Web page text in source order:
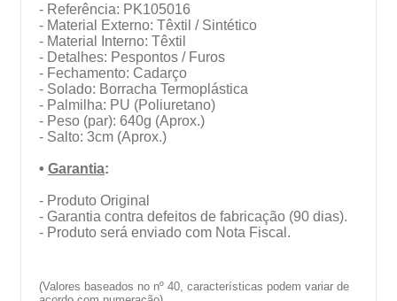
- Referência: PK105016
- Material Externo: Têxtil / Sintético
- Material Interno: Têxtil
- Detalhes: Pespontos / Furos
- Fechamento: Cadarço
- Solado: Borracha Termoplástica
- Palmilha: PU (Poliuretano)
- Peso (par): 640g (Aprox.)
- Salto: 3cm (Aprox.)
• Garantia:
- Produto Original
- Garantia contra defeitos de fabricação (90 dias).
- Produto será enviado com Nota Fiscal.
(Valores baseados no nº 40, características podem variar de